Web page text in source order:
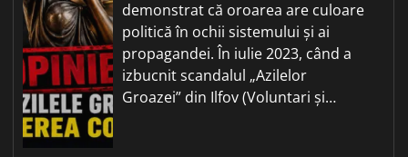
demonstrat că oroarea are culoare
politică în ochii sistemului și ai
propagandei. În iulie 2023, când a
izbucnit scandalul „Azilelor
Groazei” din Ilfov (Voluntari și…